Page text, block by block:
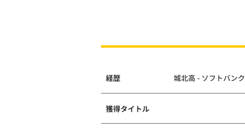
経歴 城北高 - ソフトバン
獲得タイトル